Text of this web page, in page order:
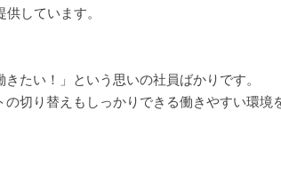
しています。
たい！」という思いの社員ばかりです。
切り替えもしっかりできる働きやすい環境